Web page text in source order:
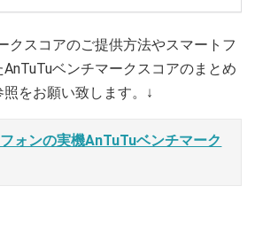
クスコアのご提供方法やスマートフ
ベンチマークスコアのまとめ
をお願い致します。↓
ォンの実機AnTuTuベンチマーク